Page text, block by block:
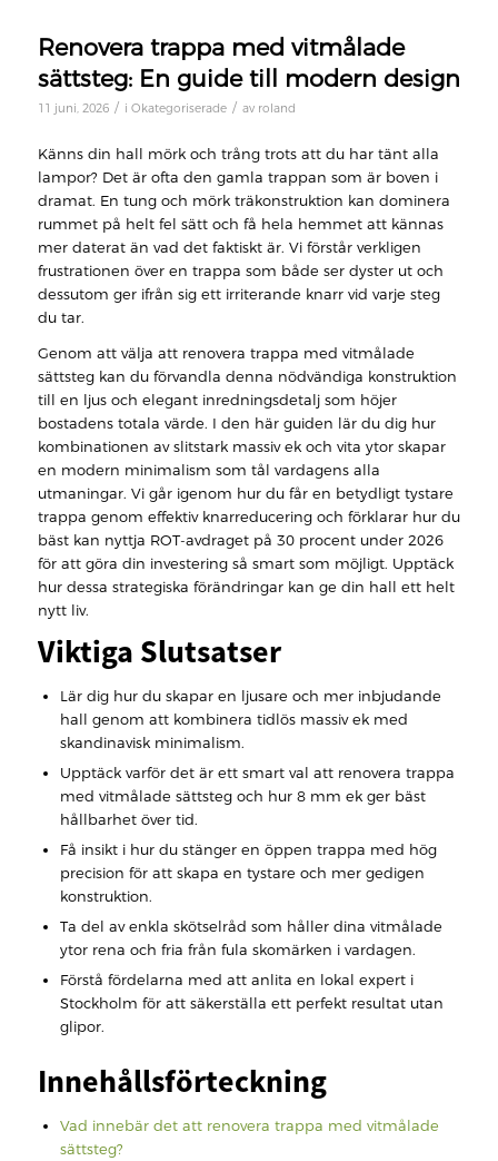
Renovera trappa med vitmålade
sättsteg: En guide till modern design
11 juni, 2026 / i Okategoriserade / av roland
Känns din hall mörk och trång trots att du har tänt alla
lampor? Det är ofta den gamla trappan som är boven i
dramat. En tung och mörk träkonstruktion kan dominera
rummet på helt fel sätt och få hela hemmet att kännas
mer daterat än vad det faktiskt är. Vi förstår verkligen
frustrationen över en trappa som både ser dyster ut och
dessutom ger ifrån sig ett irriterande knarr vid varje steg
du tar.
Genom att välja att renovera trappa med vitmålade
sättsteg kan du förvandla denna nödvändiga konstruktion
till en ljus och elegant inredningsdetalj som höjer
bostadens totala värde. I den här guiden lär du dig hur
kombinationen av slitstark massiv ek och vita ytor skapar
en modern minimalism som tål vardagens alla
utmaningar. Vi går igenom hur du får en betydligt tystare
trappa genom effektiv knarreducering och förklarar hur du
bäst kan nyttja ROT-avdraget på 30 procent under 2026
för att göra din investering så smart som möjligt. Upptäck
hur dessa strategiska förändringar kan ge din hall ett helt
nytt liv.
Viktiga Slutsatser
Lär dig hur du skapar en ljusare och mer inbjudande
hall genom att kombinera tidlös massiv ek med
skandinavisk minimalism.
Upptäck varför det är ett smart val att renovera trappa
med vitmålade sättsteg och hur 8 mm ek ger bäst
hållbarhet över tid.
Få insikt i hur du stänger en öppen trappa med hög
precision för att skapa en tystare och mer gedigen
konstruktion.
Ta del av enkla skötselråd som håller dina vitmålade
ytor rena och fria från fula skomärken i vardagen.
Förstå fördelarna med att anlita en lokal expert i
Stockholm för att säkerställa ett perfekt resultat utan
glipor.
Innehållsförteckning
Vad innebär det att renovera trappa med vitmålade
sättsteg?